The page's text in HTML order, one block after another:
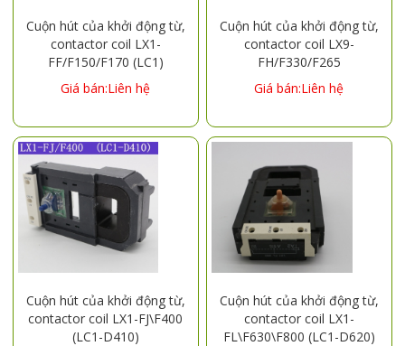
Cuộn hút của khởi động từ,
contactor coil LX1-
FF/F150/F170 (LC1)
Giá bán:Liên hệ
Cuộn hút của khởi động từ,
contactor coil LX9-
FH/F330/F265
Giá bán:Liên hệ
Cuộn hút của khởi động từ,
contactor coil LX1-FJ\F400
(LC1-D410)
Cuộn hút của khởi động từ,
contactor coil LX1-
FL\F630\F800 (LC1-D620)